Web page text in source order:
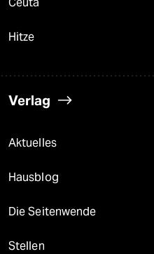
Ceuta
Hitze
Verlag
Aktuelles
Hausblog
Die Seitenwende
Stellen